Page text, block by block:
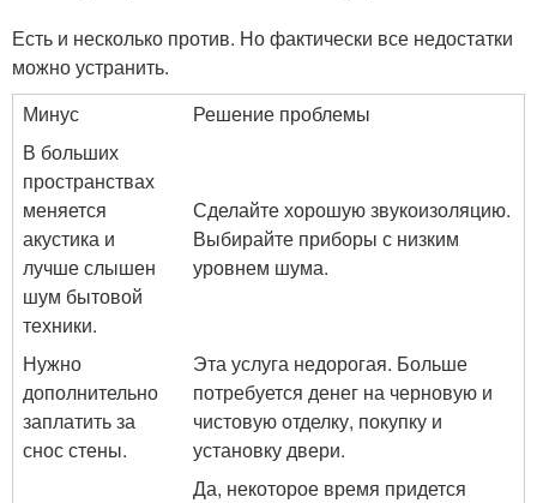
Есть и несколько против. Но фактически все недостатки
можно устранить.
Минус
Решение проблемы
В больших
пространствах
меняется
акустика и
лучше слышен
шум бытовой
техники.
Сделайте хорошую звукоизоляцию.
Выбирайте приборы с низким
уровнем шума.
Нужно
дополнительно
заплатить за
снос стены.
Эта услуга недорогая. Больше
потребуется денег на черновую и
чистовую отделку, покупку и
установку двери.
Да, некоторое время придется